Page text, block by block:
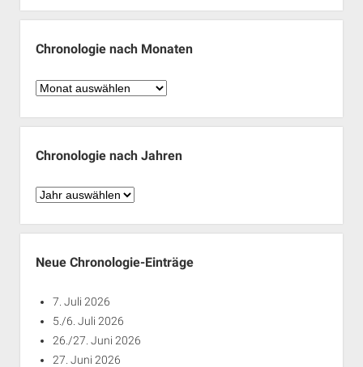
Chronologie nach Monaten
Chronologie
Monaten
Chronologie nach Jahren
Chronologie
Jahren
Neue Chronologie-Einträge
7. Juli 2026
5./6. Juli 2026
26./27. Juni 2026
27. Juni 2026